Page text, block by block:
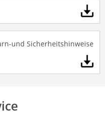
und Sicherheitshinweise